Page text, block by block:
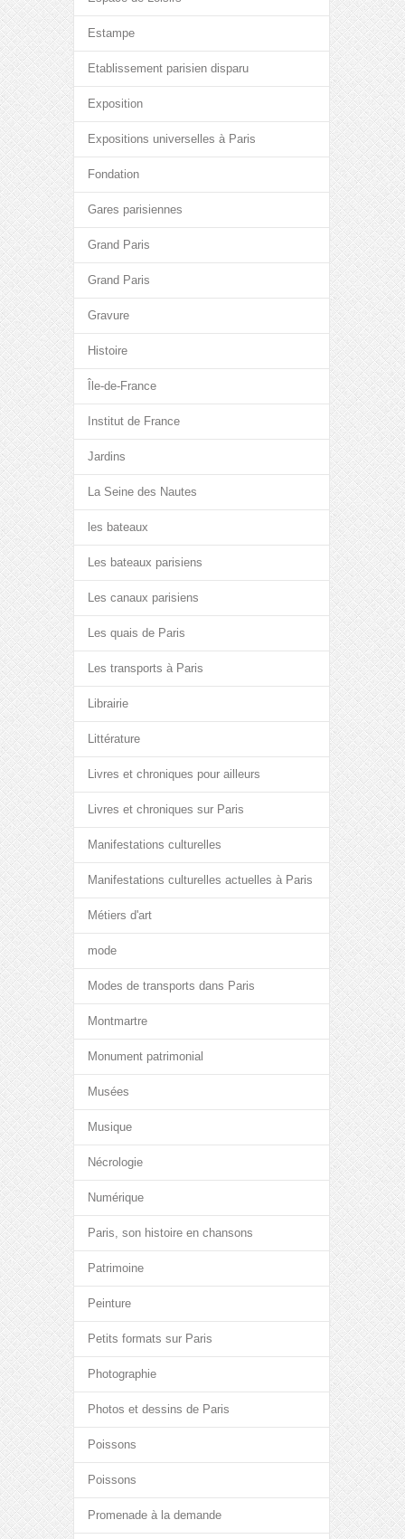
Estampe
Etablissement parisien disparu
Exposition
Expositions universelles à Paris
Fondation
Gares parisiennes
Grand Paris
Grand Paris
Gravure
Histoire
Île-de-France
Institut de France
Jardins
La Seine des Nautes
les bateaux
Les bateaux parisiens
Les canaux parisiens
Les quais de Paris
Les transports à Paris
Librairie
Littérature
Livres et chroniques pour ailleurs
Livres et chroniques sur Paris
Manifestations culturelles
Manifestations culturelles actuelles à Paris
Métiers d'art
mode
Modes de transports dans Paris
Montmartre
Monument patrimonial
Musées
Musique
Nécrologie
Numérique
Paris, son histoire en chansons
Patrimoine
Peinture
Petits formats sur Paris
Photographie
Photos et dessins de Paris
Poissons
Poissons
Promenade à la demande